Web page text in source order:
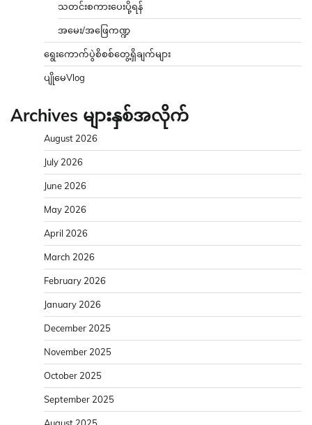
သတင်းစကားပေးပို့ရန်
အမေး/အဖြေကဏ္ဍ
ရွေးကောက်ပွဲစိစစ်တွေ့ရှိချက်များ
ပျိုမေVlog
Archives များနှစ်အလိုက်
August 2026
July 2026
June 2026
May 2026
April 2026
March 2026
February 2026
January 2026
December 2025
November 2025
October 2025
September 2025